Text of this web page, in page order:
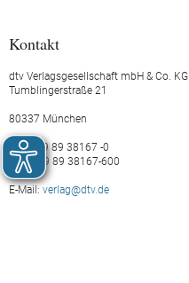
Kontakt
dtv Verlagsgesellschaft mbH & Co. KG
Tumblingerstraße 21
80337 München
Tel.: +49 89 38167 -0
Fax: +49 89 38167-600
E-Mail: verlag@dtv.de